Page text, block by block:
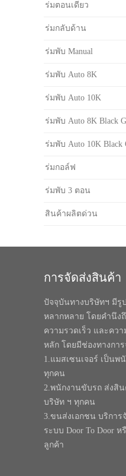
ร่มตอนเดียว
ร่มกลับด้าน
ร่มพับ Manual
ร่มพับ Auto 8K
ร่มพับ Auto 10K
ร่มพับ Auto 8K Black
ร่มพับ Auto 10K Black
ร่มกอล์ฟ
ร่มพับ 3 ตอน
สินค้าผลิตด่วน
การจัดส่งสินค้า
ปัจจุบันทางบริษัทฯ มีรู
หลากหลาย โดยคำนึง
ความรวดเร็ว และคว
หลัก โดยมีช่องทางกา
1.แมสเซนเจอร์ เป็นพ
ทุกคน
2.พนักงานขับรถ ส่งสิ
บริษัท ฯ ทุกคน
3.ขนส่งเอกชน บริการ
ระบบ Door To Door
ลูกค้า